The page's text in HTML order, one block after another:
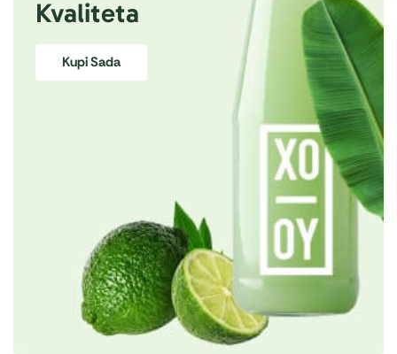
Kvaliteta
Kupi Sada